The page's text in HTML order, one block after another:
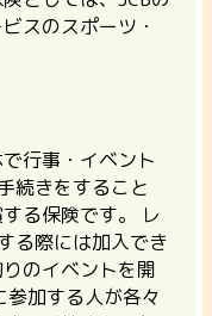
スのスポーツ・
行事・イベント
続きをすること
る保険です。 レ
る際には加入でき
のイベントを開
加する人が各々